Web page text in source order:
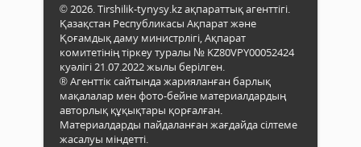
© 2026. Tirshilik-tynysy.kz ақпараттық агенттігі.
Қазақстан Республикасы Ақпарат және
Қоғамдық даму министрлігі, Ақпарат
комитетінің тіркеу туралы № KZ80VPY00052424
куәлігі 21.07.2022 жылы берілген.
® Агенттік сайтында жарияланған барлық
мақалалар мен фото-бейне материалдардың
авторлық құқықтары қорғалған.
Материалдарды пайдаланған жағдайда сілтеме
жасалуы міндетті.